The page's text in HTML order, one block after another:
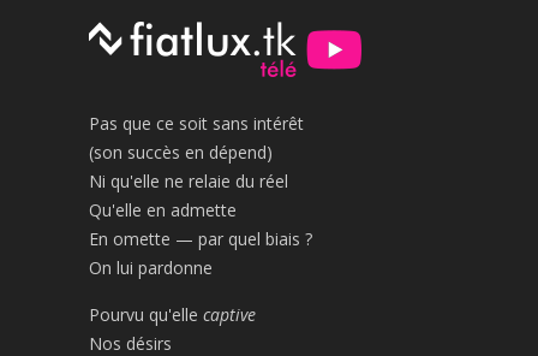
Pas que ce soit sans intérêt
(son succès en dépend)
Ni qu'elle ne relaie du réel
Qu'elle en admette
En omette — par quel biais ?
On lui pardonne
Pourvu qu'elle captive
Nos désirs